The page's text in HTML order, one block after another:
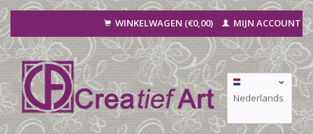
WINKELWAGEN (€0,00) MIJN ACCOUNT
Nederlands
Deutsch